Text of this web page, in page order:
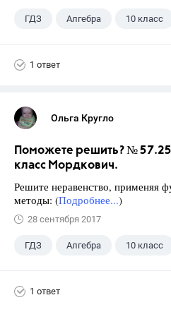
ГДЗ Алгебра 10 класс
1 ответ
Ольга Кругло
Поможете решить? №
класс Мордкович.
Решите неравенство, применяя
методы: (Подробнее...)
28 сентября 2017
ГДЗ Алгебра 10 класс
1 ответ